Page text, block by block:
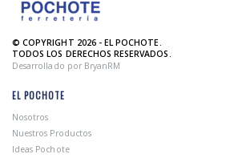
© COPYRIGHT 2026 - EL POCHOTE.
TODOS LOS DERECHOS RESERVADOS.
Desarrollado por BryanRM
EL POCHOTE
Nosotros
Nuestros Productos
Ideas Pochote